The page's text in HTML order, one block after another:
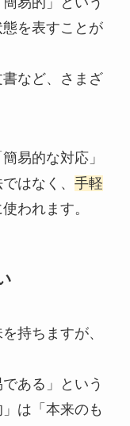
を表すことが
など、さまざ
易的な対応」
はなく、 手軽
われます。
持ちますが、
ある」という
は「本来のも